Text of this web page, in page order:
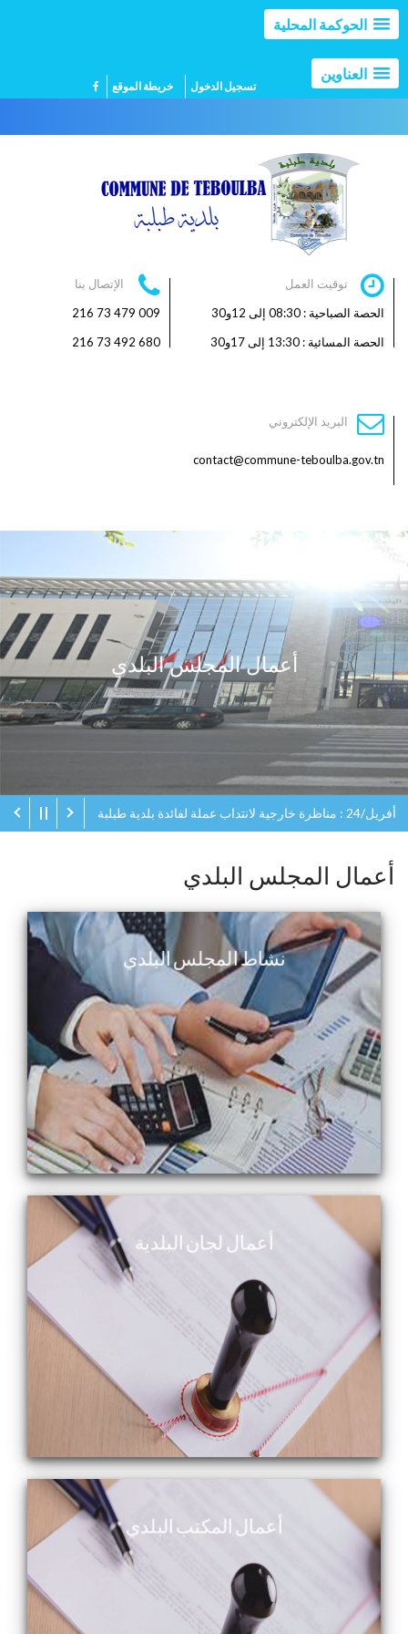
الحوكمة المحلية
العناوين
تسجيل الدخول خريطة الموقع
توقيت العمل
الحصة الصباحية : 08:30 إلى 12و30
الحصة المسائية : 13:30 إلى 17و30
الإتصال بنا
009 479 73 216
680 492 73 216
البريد الإلكتروني
contact@commune-teboulba.gov.tn
أعمال المجلس البلدي
أفريل/24 : مناظرة خارجية لانتداب عملة لفائدة بلدية طبلبة
أعمال المجلس البلدي
نشاط المجلس البلدي
أعمال لجان البلدية
أعمال المكتب البلدي